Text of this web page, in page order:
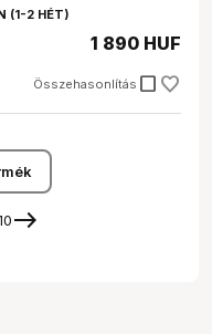
(1-2 HÉT)
Összehasonlítás check_box_outline_blank
1 890 HUF